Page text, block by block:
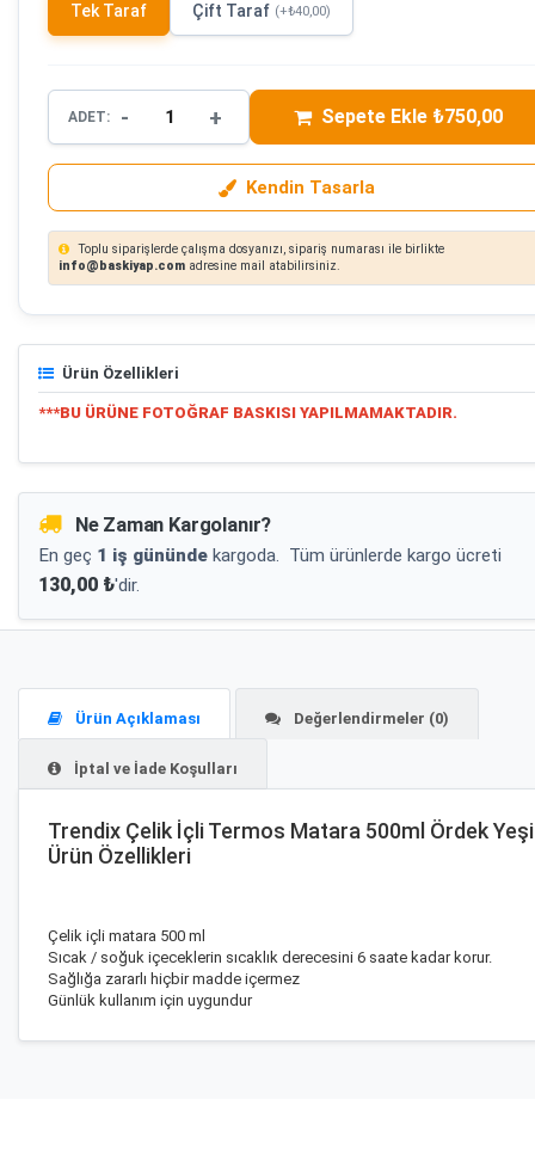
Tek Taraf Çift Taraf (+₺40,00)
ADET: - + Sepete Ekle ₺750,00
Kendin Tasarla
Toplu siparişlerde çalışma dosyanızı, sipariş numarası ile birlikte
info@baskiyap.com adresine mail atabilirsiniz.
Ürün Özellikleri
***BU ÜRÜNE FOTOĞRAF BASKISI YAPILMAMAKTADIR.
Ne Zaman Kargolanır?
En geç 1 iş gününde kargoda. Tüm ürünlerde kargo ücreti
130,00 ₺'dir.
Ürün Açıklaması Değerlendirmeler (0)
İptal ve İade Koşulları
Trendix Çelik İçli Termos Matara 500ml Ördek
Ürün Özellikleri
Çelik içli matara 500 ml
Sıcak / soğuk içeceklerin sıcaklık derecesini 6 saate kadar korur.
Sağlığa zararlı hiçbir madde içermez
Günlük kullanım için uygundur